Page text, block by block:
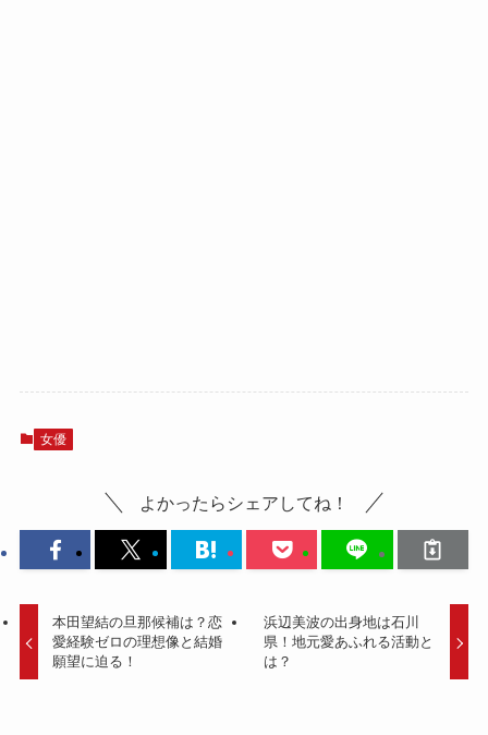
女優
よかったらシェアしてね！
本田望結の旦那候補は？恋
愛経験ゼロの理想像と結婚
願望に迫る！
浜辺美波の出身地は石川
県！地元愛あふれる活動と
は？